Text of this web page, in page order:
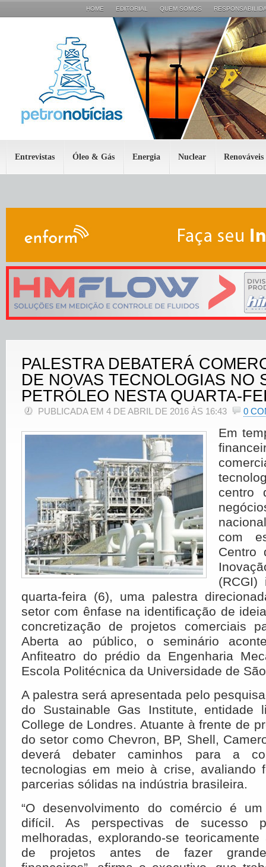
HOME EDITORIAL QUEM SOMOS
Entrevistas Óleo & Gás Energia Nuclear Renováveis
PALESTRA DEBATERÁ
DE NOVAS TECNOLOGIAS NO
PETRÓLEO NESTA QUARTA-
PUBLICADA EM 4 DE ABRIL DE 2016 ÀS 16:43 0
Em
centro
com
Centro
(RCGI)
quarta-feira (6), uma palestra
setor com ênfase na identificação de
concretização de projetos comerciais
Aberta ao público, o seminário
Anfiteatro do prédio da Engenharia
Escola Politécnica da Universidade de
A palestra será apresentada pelo
do Sustainable Gas Institute, entidade
College de Londres. Atuante à frente de
do setor como Chevron, BP, Shell,
deverá debater caminhos para a
tecnologias em meio à crise, avaliando
parcerias sólidas na indústria brasileira.
“O desenvolvimento do comércio é
difícil. As perspectivas de sucesso
melhoradas, explorando-se
de projetos antes de fazer